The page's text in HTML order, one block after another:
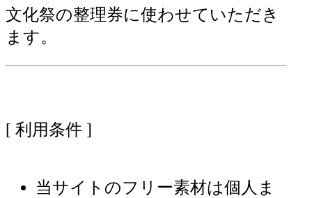
文化祭の整理券に使わせていただき
ます。
[ 利用条件 ]
当サイトのフリー素材は個人ま